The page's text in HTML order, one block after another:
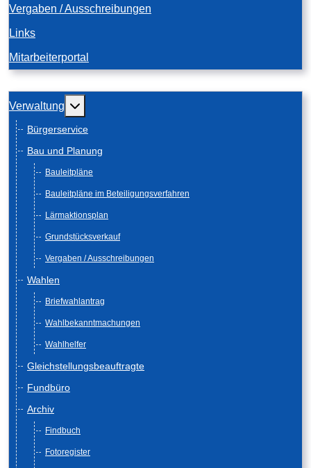
Vergaben / Ausschreibungen
Links
Mitarbeiterportal
Verwaltung Weitere Informationen: Verwaltung
Bürgerservice
Bau und Planung
Bauleitpläne
Bauleitpläne im Beteiligungsverfahren
Lärmaktionsplan
Grundstücksverkauf
Vergaben / Ausschreibungen
Wahlen
Briefwahlantrag
Wahlbekanntmachungen
Wahlhelfer
Gleichstellungsbeauftragte
Fundbüro
Archiv
Findbuch
Fotoregister